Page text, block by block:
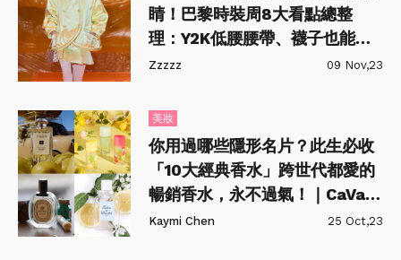
睛！巴黎時裝周8大看點總整
理：Y2K低腰腰帶、襪子也能小
兵立大功
Zzzzz 09 Nov,23
美妝
你用過哪些隱形名片？此生必收
「10大經典香水」跨世代都愛的
暢銷香水，永不過氣！｜CaVa百
大經典品牌大賞
Kaymi Chen 25 Oct,23